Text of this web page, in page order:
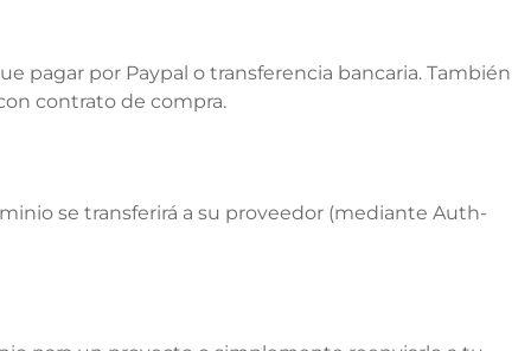
pagar por Paypal o transferencia bancaria. También
contrato de compra.
se transferirá a su proveedor (mediante Auth-